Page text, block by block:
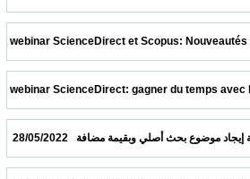
webinar ScienceDirect et Scopus:
webinar ScienceDirect: gagner du